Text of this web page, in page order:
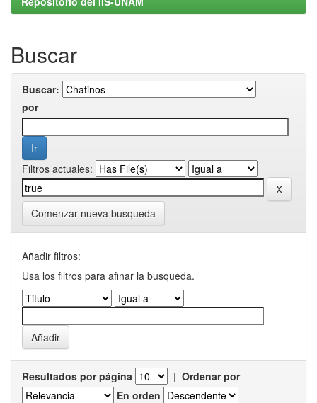
Buscar
Buscar:
por
Filtros actuales:
Comenzar nueva busqueda
Añadir filtros:
Usa los filtros para afinar la busqueda.
Resultados por página | Ordenar por
En orden